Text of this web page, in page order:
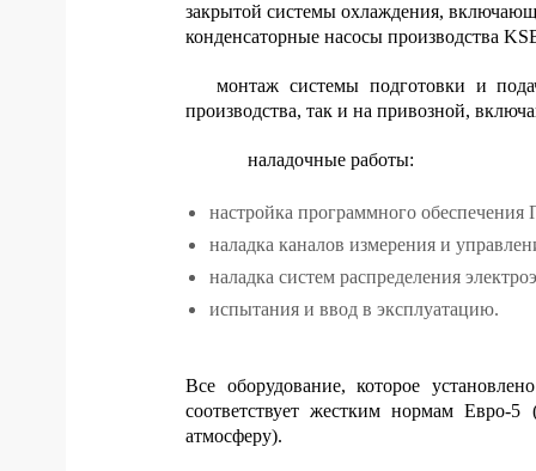
закрытой системы охлаждения,
конденсаторные насосы производства
монтаж системы подготовки и
производства, так и на привозной,
наладочные работы:
настройка программного
наладка каналов измерения и
наладка систем распределения
испытания и ввод в эксплуатацию.
Все оборудование, которое
соответствует жестким нормам Евро-
атмосферу).